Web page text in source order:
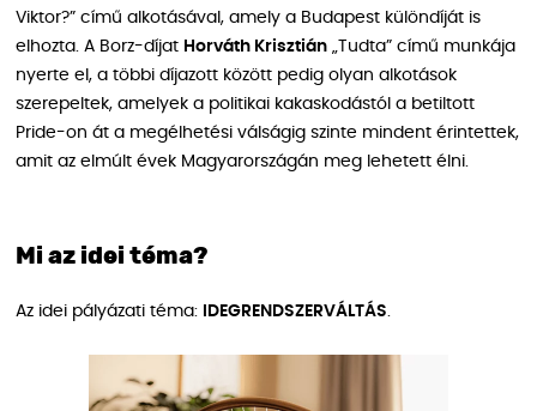
Viktor?” című alkotásával, amely a Budapest különdíját is
elhozta. A Borz-díjat Horváth Krisztián „Tudta” című munkája
nyerte el, a többi díjazott között pedig olyan alkotások
szerepeltek, amelyek a politikai kakaskodástól a betiltott
Pride-on át a megélhetési válságig szinte mindent érintettek,
amit az elmúlt évek Magyarországán meg lehetett élni.
Mi az idei téma?
Az idei pályázati téma: IDEGRENDSZERVÁLTÁS.